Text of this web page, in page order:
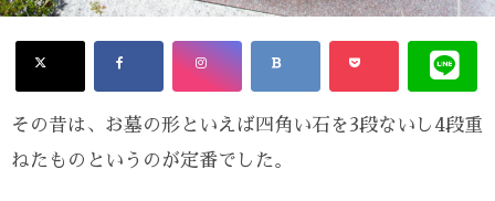
その昔は、お墓の形といえば四角い石を3段ないし4段重
ねたものというのが定番でした。